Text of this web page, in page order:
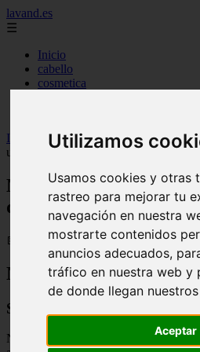
Utilizamos
Usamos cookies y otras
rastreo para mejorar tu
navegación en nuestra
mostrarte contenidos
anuncios adecuados,
tráfico en nuestra web y
de donde llegan
Aceptar
lavand.es
☰
Inicio
cabello
cosmetica
Inicio
lavand >Mi maquillaje de
uso estos fijadores
Mi maquillaje de cejas
desde que uso estos
📅 18/11/2025
Nuestras
Sobre Nuestras Evaluaciones
Nuestro equipo editorial examina y